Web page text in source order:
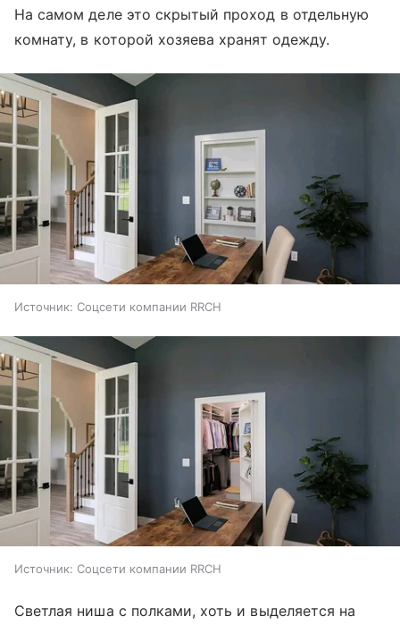
На самом деле это скрытый проход в отдельную
комнату, в которой хозяева хранят одежду.
Источник: Соцсети компании RRCH
Источник: Соцсети компании RRCH
Светлая ниша с полками, хоть и выделяется на